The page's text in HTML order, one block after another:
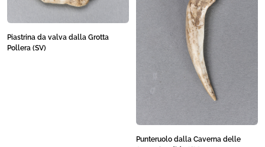
Piastrina da valva dalla Grotta
Pollera (SV)
Punteruolo dalla Caverna delle